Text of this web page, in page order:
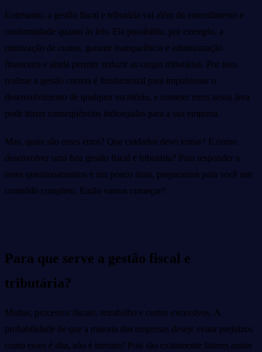
Entretanto, a gestão fiscal e tributária vai além do entendimento e
conformidade quanto às leis. Ela possibilita, por exemplo, a
otimização de custos, garante transparência e administração
financeira e ainda permite reduzir as cargas tributárias. Por isso,
realizar a gestão correta é fundamental para impulsionar o
desenvolvimento de qualquer escritório, e cometer erros nessa área
pode trazer consequências indesejadas para a sua empresa.
Mas, quais são esses erros? Que cuidados devo tomar? E como
desenvolver uma boa gestão fiscal e tributária? Para responder a
esses questionamentos e um pouco mais, preparamos para você um
conteúdo completo. Então vamos começar?
Para que serve a gestão fiscal e
tributária?
Multas, processos fiscais, retrabalho e custos excessivos. A
probabilidade de que a maioria das empresas deseje evitar prejuízos
como esses é alta, não é mesmo? Pois são exatamente fatores assim